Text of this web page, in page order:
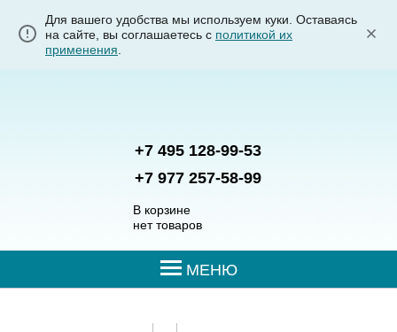
Для вашего удобства мы используем куки. Оставаясь
на сайте, вы соглашаетесь с политикой их
применения
+7 495 128-99-53
+7 977 257-58-99
В корзине
нет товаров
МЕНЮ